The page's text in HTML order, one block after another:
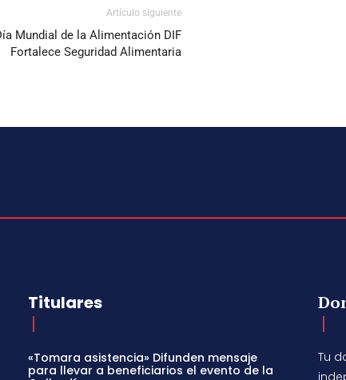
Artículo siguiente
Mundial de la Alimentación DIF
Fortalece Seguridad Alimentaria
Titulares
«Tomara asistencia» Difunden mensaje
para llevar a beneficiarios el evento de la
Tu